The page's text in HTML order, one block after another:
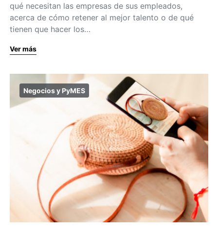
qué necesitan las empresas de sus empleados,
acerca de cómo retener al mejor talento o de qué
tienen que hacer los…
Ver más
Negocios y PyMES